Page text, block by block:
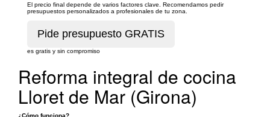
El precio final depende de varios factores clave. Recomendamos pedir
presupuestos personalizados a profesionales de tu zona.
es gratis y sin compromiso
Reforma integral de cocina
Lloret de Mar (Girona)
¿Cómo funciona?